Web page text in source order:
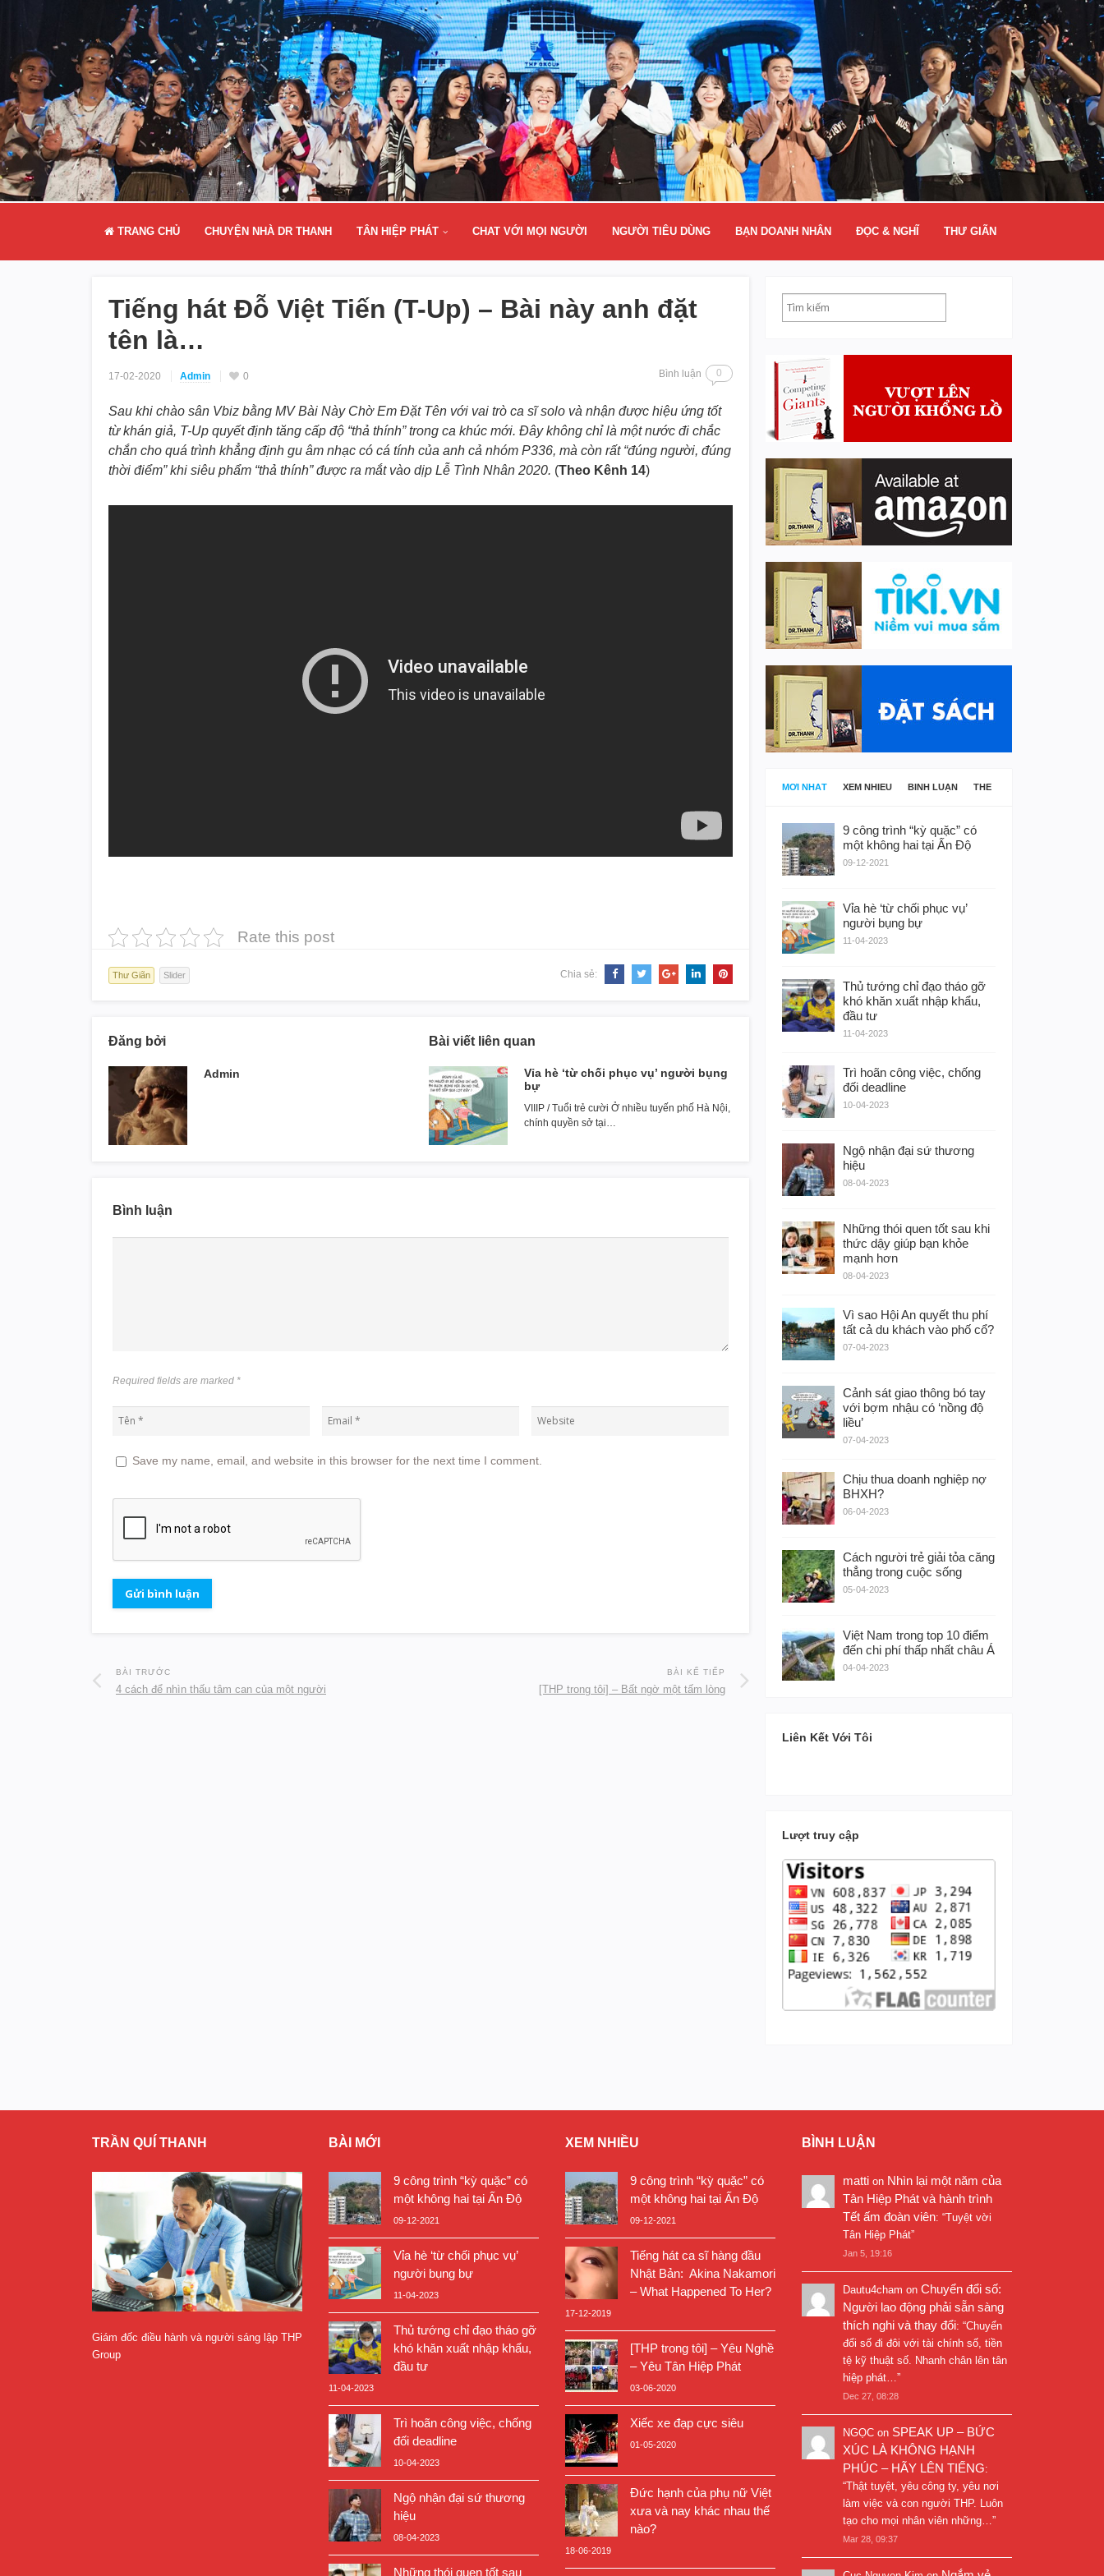
TRANG CHỦ CHUYỆN NHÀ DR THANH TÂN HIỆP PHÁT CHAT VỚI MỌI NGƯỜI NGƯỜI TIÊU DÙNG BẠN DOANH NHÂN ĐỌC & NGHĨ THƯ GIÃN
Tiếng hát Đỗ Việt Tiến (T-Up) – Bài này anh đặt
tên là…
17-02-2020 Admin 0 Bình luận 0
Sau khi chào sân Vbiz bằng MV Bài Này Chờ Em Đặt Tên với vai trò ca sĩ solo và nhận được hiệu ứng tốt
từ khán giả, T-Up quyết định tăng cấp độ “thả thính” trong ca khúc mới. Đây không chỉ là một nước đi chắc
chắn cho quá trình khẳng định gu âm nhạc có cá tính của anh cả nhóm P336, mà còn rất “đúng người, đúng
thời điểm” khi siêu phẩm “thả thính” được ra mắt vào dịp Lễ Tình Nhân 2020. (Theo Kênh 14)
Rate this post
Thư Giãn Slider Chia sẻ:
Đăng bởi
Admin
Bài viết liên quan
Vỉa hè ‘từ chối phục vụ’ người bụng
bự
VIIIP / Tuổi trẻ cười Ở nhiều tuyến phố Hà Nội,
chính quyền sở tại…
Bình luận
Required fields are marked *
Save my name, email, and website in this browser for the next time I comment.
BÀI TRƯỚC
4 cách để nhìn thấu tâm can của một người
BÀI KẾ TIẾP
[THP trong tôi] – Bất ngờ một tấm lòng
MỚI NHẤT XEM NHIỀU BÌNH LUẬN THẺ
9 công trình “kỳ quặc” có
một không hai tại Ấn Độ
09-12-2021
Vỉa hè ‘từ chối phục vụ’
người bụng bự
11-04-2023
Thủ tướng chỉ đạo tháo gỡ
khó khăn xuất nhập khẩu,
đầu tư
11-04-2023
Trì hoãn công việc, chống
đối deadline
10-04-2023
Ngộ nhận đại sứ thương
hiệu
08-04-2023
Những thói quen tốt sau khi
thức dậy giúp bạn khỏe
mạnh hơn
08-04-2023
Vì sao Hội An quyết thu phí
tất cả du khách vào phố cổ?
07-04-2023
Cảnh sát giao thông bó tay
với bợm nhậu có ‘nồng độ
liều’
07-04-2023
Chịu thua doanh nghiệp nợ
BHXH?
06-04-2023
Cách người trẻ giải tỏa căng
thẳng trong cuộc sống
05-04-2023
Việt Nam trong top 10 điểm
đến chi phí thấp nhất châu Á
04-04-2023
Liên Kết Với Tôi
Lượt truy cập
TRẦN QUÍ THANH
Giám đốc điều hành và người sáng lập THP
Group
BÀI MỚI
9 công trình “kỳ quặc” có
một không hai tại Ấn Độ
09-12-2021
Vỉa hè ‘từ chối phục vụ’
người bụng bự
11-04-2023
Thủ tướng chỉ đạo tháo gỡ
khó khăn xuất nhập khẩu,
đầu tư
11-04-2023
Trì hoãn công việc, chống
đối deadline
10-04-2023
Ngộ nhận đại sứ thương
hiệu
08-04-2023
Những thói quen tốt sau
XEM NHIỀU
9 công trình “kỳ quặc” có
một không hai tại Ấn Độ
09-12-2021
Tiếng hát ca sĩ hàng đầu
Nhật Bản: Akina Nakamori
– What Happened To Her?
17-12-2019
[THP trong tôi] – Yêu Nghề
– Yêu Tân Hiệp Phát
03-06-2020
Xiếc xe đạp cực siêu
01-05-2020
Đức hạnh của phụ nữ Việt
xưa và nay khác nhau thế
nào?
18-06-2019
BÌNH LUẬN
matti on Nhìn lại một năm của
Tân Hiệp Phát và hành trình
Tết ấm đoàn viên: “Tuyệt vời
Tân Hiệp Phát”
Jan 5, 19:16
Dautu4cham on Chuyển đổi số:
Người lao động phải sẵn sàng
thích nghi và thay đổi: “Chuyển
đổi số đi đôi với tài chính số, tiền
tệ kỹ thuật số. Nhanh chân lên tân
hiệp phát… ”
Dec 27, 08:28
NGỌC on SPEAK UP – BỨC
XÚC LÀ KHÔNG HẠNH
PHÚC – HÃY LÊN TIẾNG:
“Thật tuyệt, yêu công ty, yêu nơi
làm việc và con người THP. Luôn
tạo cho mọi nhân viên những… ”
Mar 28, 09:37